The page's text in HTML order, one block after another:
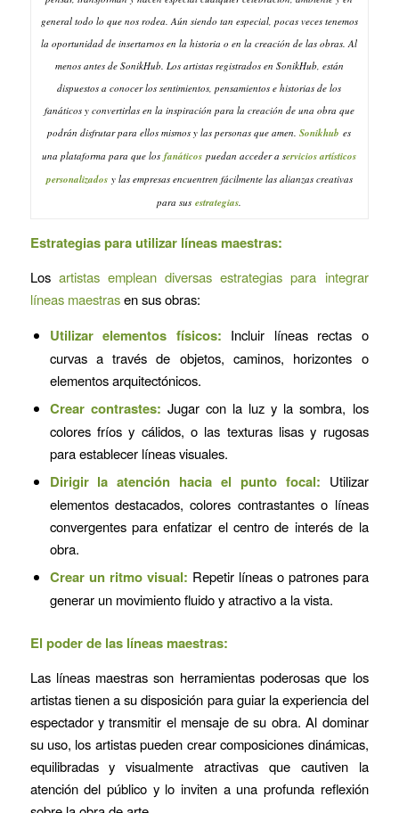
general todo lo que nos rodea. Aún siendo tan especial, pocas veces tenemos
la oportunidad de insertarnos en la historia o en la creación de las obras. Al
menos antes de SonikHub. Los artistas registrados en SonikHub, están
dispuestos a conocer los sentimientos, pensamientos e historias de los
fanáticos y convertirlas en la inspiración para la creación de una obra que
podrán disfrutar para ellos mismos y las personas que amen.Sonikhub es
una plataforma para que losfanáticos puedan acceder a servicios artísticos
personalizadosy las empresas encuentren fácilmente las alianzas creativas
para susestrategias.
Estrategias para utilizar líneas maestras:
Losartistas emplean diversas estrategias para integrar
líneas maestrasen sus obras:
Utilizar elementos físicos: Incluir líneas rectas o
curvas a través de objetos, caminos, horizontes o
elementos arquitectónicos.
Crear contrastes: Jugar con la luz y la sombra, los
colores fríos y cálidos, o las texturas lisas y rugosas
para establecer líneas visuales.
Dirigir la atención hacia el punto focal: Utilizar
elementos destacados, colores contrastantes o líneas
convergentes para enfatizar el centro de interés de la
obra.
Crear un ritmo visual: Repetir líneas o patrones para
generar un movimiento fluido y atractivo a la vista.
El poder de las líneas maestras:
Las líneas maestras son herramientas poderosas que los
artistas tienen a su disposición para guiar la experiencia del
espectador y transmitir el mensaje de su obra. Al dominar
su uso, los artistas pueden crear composiciones dinámicas,
equilibradas y visualmente atractivas que cautiven la
atención del público y lo inviten a una profunda reflexión